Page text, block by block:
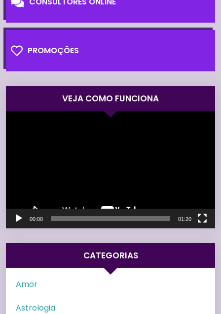
PROMOÇÕES
VEJA COMO FUNCIONA
00:00 01:20
CATEGORIAS
Amor
Astrologia